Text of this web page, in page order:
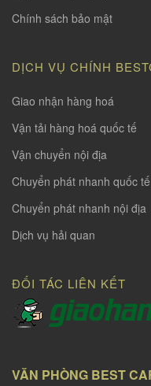
Chính sách bảo mật
DỊCH VỤ CHÍNH
Giao nhận hàng hoá
Vận tải hàng hoá quốc tế
Vận chuyển nội địa
Chuyển phát nhanh quốc tế
Chuyển phát nhanh nội địa
Dịch vụ hải quan
ĐỐI TÁC LIÊN KẾT
VĂN PHÒNG BEST